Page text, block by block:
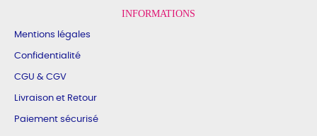
INFORMATIONS
Mentions légales
Confidentialité
CGU & CGV
Livraison et Retour
Paiement sécurisé